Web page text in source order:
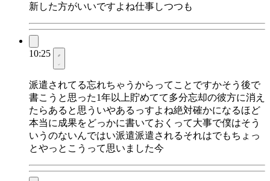
新した方がいいですよね仕事しつつも
10:25
派遣されてる忘れちゃうからってことですかそう後で
書こうと思った1年以上貯めてて多分忘却の彼方に消え
たらあると思ういやあるっすよね絶対確かになるほど
本当に成果をどっかに書いておくって大事で僕はそう
いうのないんではい派遣派遣されるそれはでもちょっ
とやっとこうって思いました今